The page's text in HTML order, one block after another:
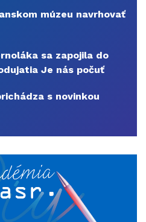
múzeu navrhovať
sa zapojila do
Je nás počuť
s novinkou